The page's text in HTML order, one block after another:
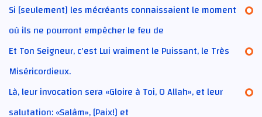
Si [seulement] les mécréants connaissaient le moment
où ils ne pourront empêcher le feu de
Et Ton Seigneur, c'est Lui vraiment le Puissant, le Très
Miséricordieux.
Là, leur invocation sera «Gloire à Toi, O Allah», et leur
salutation: «Salâm», [Paix!] et